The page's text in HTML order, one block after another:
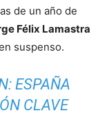
de un año de
Félix Lamastra
suspenso.
ESPAÑA
CLAVE